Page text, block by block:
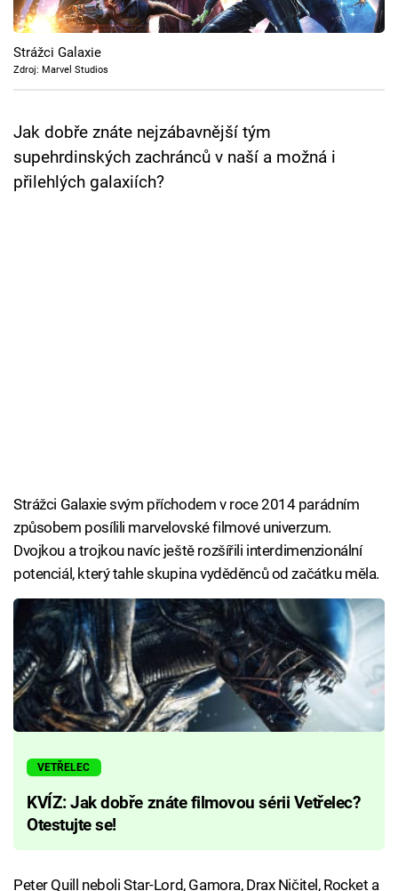
Cool Esport
Pořady
Sledujte prima+
Strážci Galaxie
Zdroj: Marvel Studios
Jak dobře znáte nejzábavnější tým
supehrdinských zachránců v naší a možná i
přilehlých galaxiích?
Strážci Galaxie svým příchodem v roce 2014 parádním
způsobem posílili marvelovské filmové univerzum.
Dvojkou a trojkou navíc ještě rozšířili interdimenzionální
potenciál, který tahle skupina vyděděnců od začátku měla.
VETŘELEC
KVÍZ: Jak dobře znáte filmovou sérii Vetřelec?
Otestujte se!
Peter Quill neboli Star-Lord, Gamora, Drax Ničitel, Rocket a